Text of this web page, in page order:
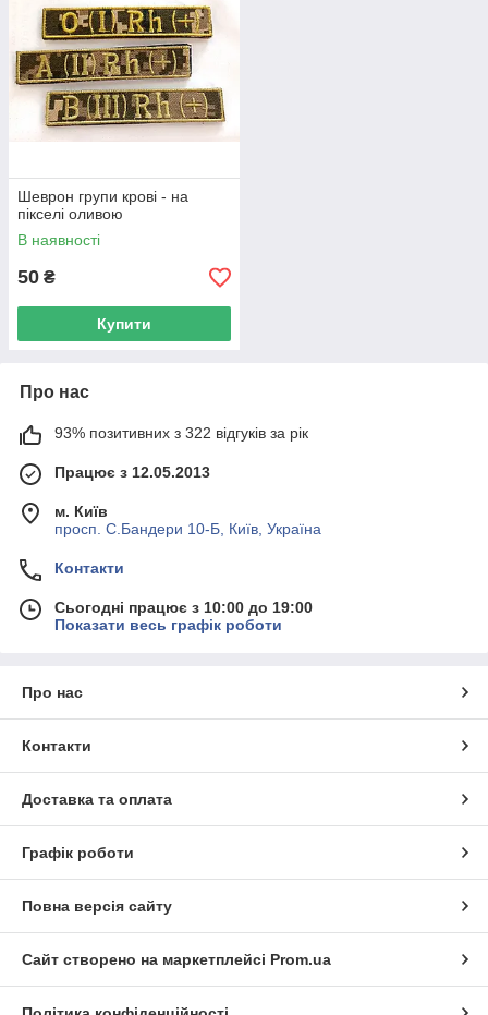
Шеврон групи крові - на
пікселі оливою
В наявності
50 ₴
Купити
Про нас
93% позитивних з 322 відгуків за рік
Працює з 12.05.2013
м. Київ
просп. С.Бандери 10-Б, Київ, Україна
Контакти
Сьогодні працює з 10:00 до 19:00
Показати весь графік роботи
Про нас
Контакти
Доставка та оплата
Графік роботи
Повна версія сайту
Сайт створено на маркетплейсі Prom.ua